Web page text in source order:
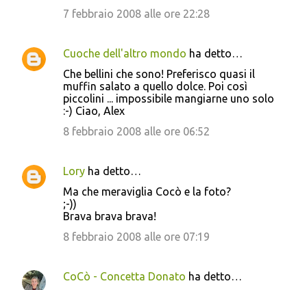
7 febbraio 2008 alle ore 22:28
Cuoche dell'altro mondo ha detto…
Che bellini che sono! Preferisco quasi il
muffin salato a quello dolce. Poi così
piccolini ... impossibile mangiarne uno solo
:-) Ciao, Alex
8 febbraio 2008 alle ore 06:52
Lory ha detto…
Ma che meraviglia Cocò e la foto?
;-))
Brava brava brava!
8 febbraio 2008 alle ore 07:19
CoCò - Concetta Donato ha detto…